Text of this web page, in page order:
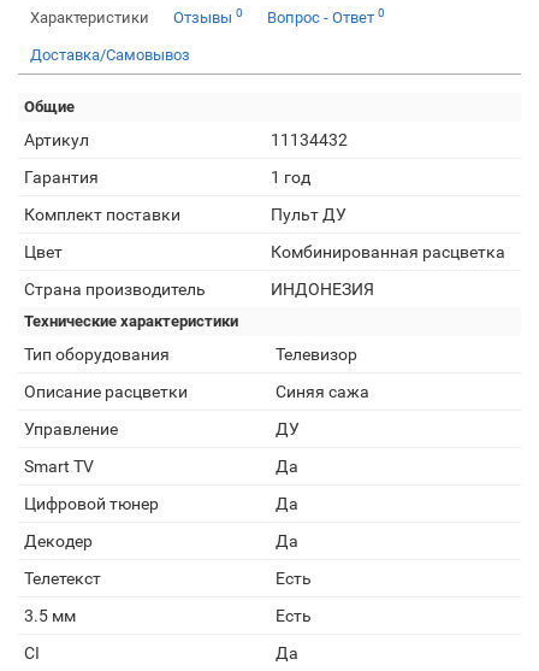
Характеристики Отзывы 0 Вопрос - Ответ 0
Доставка/Самовывоз
Общие
Артикул
11134432
Гарантия
1 год
Комплект поставки
Пульт ДУ
Цвет
Комбинированная расцветка
Страна производитель
ИНДОНЕЗИЯ
Технические характеристики
Тип оборудования
Телевизор
Описание расцветки
Синяя сажа
Управление
ДУ
Smart TV
Да
Цифровой тюнер
Да
Декодер
Да
Телетекст
Есть
3.5 мм
Есть
CI
Да